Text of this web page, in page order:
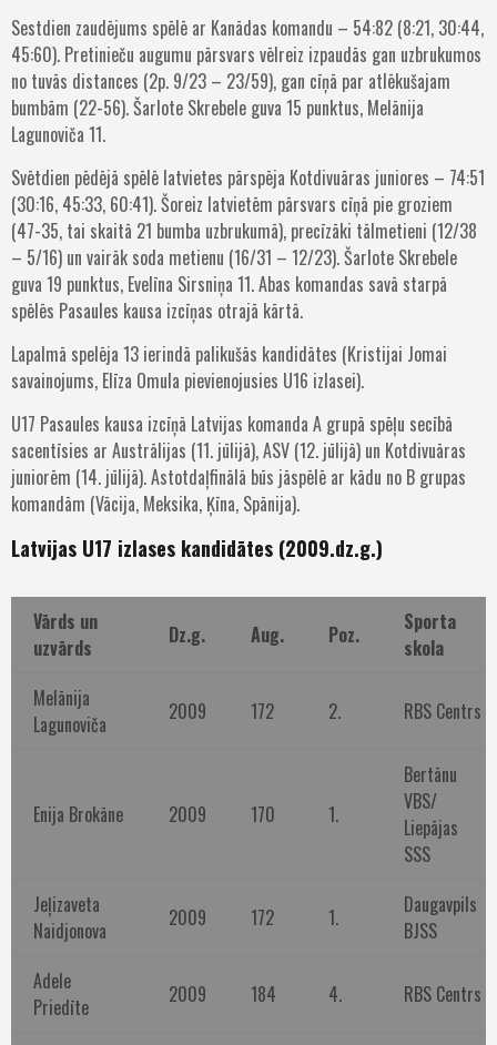
Sestdien zaudējums spēlē ar Kanādas komandu – 54:82 (8:21, 30:44,
45:60). Pretinieču augumu pārsvars vēlreiz izpaudās gan uzbrukumos
no tuvās distances (2p. 9/23 – 23/59), gan cīņā par atlēkušajam
bumbām (22-56). Šarlote Skrebele guva 15 punktus, Melānija
Lagunoviča 11.
Svētdien pēdējā spēlē latvietes pārspēja Kotdivuāras juniores – 74:51
(30:16, 45:33, 60:41). Šoreiz latvietēm pārsvars cīņā pie groziem
(47-35, tai skaitā 21 bumba uzbrukumā), precīzāki tālmetieni (12/38
– 5/16) un vairāk soda metienu (16/31 – 12/23). Šarlote Skrebele
guva 19 punktus, Evelīna Sirsniņa 11. Abas komandas savā starpā
spēlēs Pasaules kausa izcīņas otrajā kārtā.
Lapalmā spelēja 13 ierindā palikušās kandidātes (Kristijai Jomai
savainojums, Elīza Omula pievienojusies U16 izlasei).
U17 Pasaules kausa izcīņā Latvijas komanda A grupā spēļu secībā
sacentīsies ar Austrālijas (11. jūlijā), ASV (12. jūlijā) un Kotdivuāras
juniorēm (14. jūlijā). Astotdaļfinālā būs jāspēlē ar kādu no B grupas
komandām (Vācija, Meksika, Ķīna, Spānija).
Latvijas U17 izlases kandidātes (2009.dz.g.)
Vārds un
uzvārds
Dz.g. Aug. Poz.
Sporta
skola
Melānija
Lagunoviča
2009 172 2. RBS Centrs
Enija Brokāne 2009 170 1.
Bertānu
VBS/
Liepājas
SSS
Jeļizaveta
Naidjonova
2009 172 1.
Daugavpils
BJSS
Adele
Priedīte
2009 184 4. RBS Centrs